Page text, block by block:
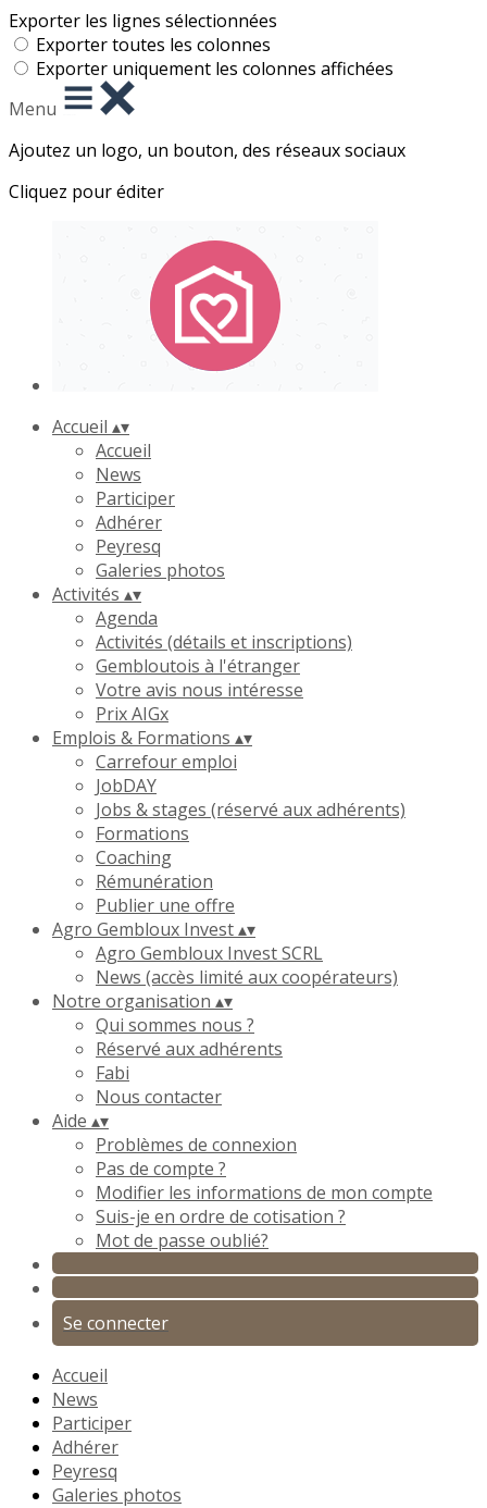
Exporter les lignes sélectionnées
Exporter toutes les colonnes
Exporter uniquement les colonnes affichées
Menu
Ajoutez un logo, un bouton, des réseaux sociaux
Cliquez pour éditer
Accueil ▴▾
Accueil
News
Participer
Adhérer
Peyresq
Galeries photos
Activités ▴▾
Agenda
Activités (détails et inscriptions)
Gembloutois à l'étranger
Votre avis nous intéresse
Prix AIGx
Emplois & Formations ▴▾
Carrefour emploi
JobDAY
Jobs & stages (réservé aux adhérents)
Formations
Coaching
Rémunération
Publier une offre
Agro Gembloux Invest▴▾
Agro Gembloux Invest SCRL
News (accès limité aux coopérateurs)
Notre organisation ▴▾
Qui sommes nous ?
Réservé aux adhérents
Fabi
Nous contacter
Aide ▴▾
Problèmes de connexion
Pas de compte ?
Modifier les informations de mon compte
Suis-je en ordre de cotisation ?
Mot de passe oublié?
Se connecter
Accueil
News
Participer
Adhérer
Peyresq
Galeries photos